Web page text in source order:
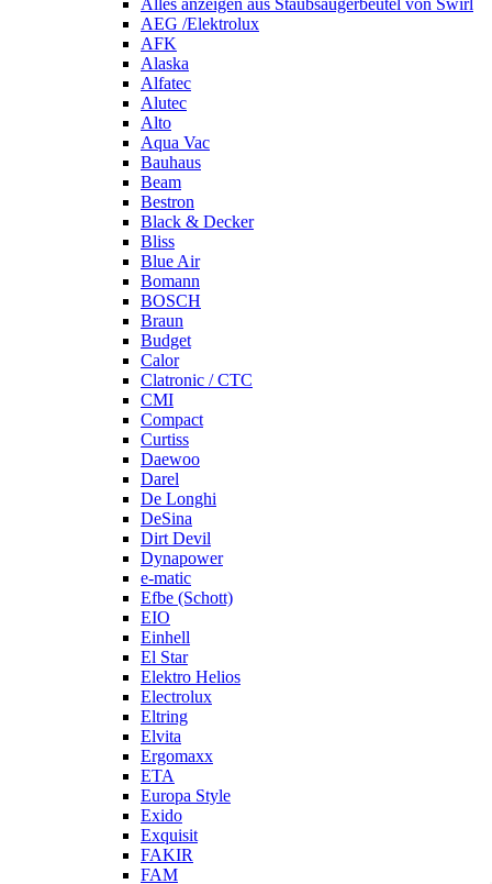
Alles anzeigen aus Staubsaugerbeutel von Swirl
AEG /Elektrolux
AFK
Alaska
Alfatec
Alutec
Alto
Aqua Vac
Bauhaus
Beam
Bestron
Black & Decker
Bliss
Blue Air
Bomann
BOSCH
Braun
Budget
Calor
Clatronic / CTC
CMI
Compact
Curtiss
Daewoo
Darel
De Longhi
DeSina
Dirt Devil
Dynapower
e-matic
Efbe (Schott)
EIO
Einhell
El Star
Elektro Helios
Electrolux
Eltring
Elvita
Ergomaxx
ETA
Europa Style
Exido
Exquisit
FAKIR
FAM